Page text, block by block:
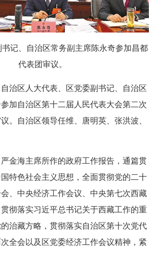
书记、自治区常务副主席陈永奇参加昌都
代表团审议。
治区人大代表、区党委副书记、自治区
加自治区第十二届人民代表大会第二次
。自治区领导任维、唐明英、张洪波、
金海主席所作的政府工作报告，通篇贯
特色社会主义思想，全面贯彻党的二十
、中央经济工作会议、中央第七次西藏
彻落实习近平总书记关于西藏工作的重
治藏方略，贯彻落实自治区第十次党代
全会以及区党委经济工作会议精神，紧